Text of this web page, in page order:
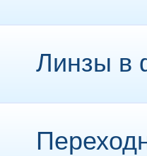
Линзы в